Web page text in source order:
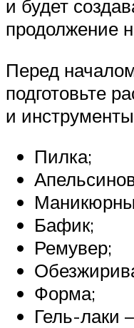
и будет
продолжение
Перед
подготовьте
и
Пилка;
Бафик;
Ремувер;
Форма;
Гель-лаки